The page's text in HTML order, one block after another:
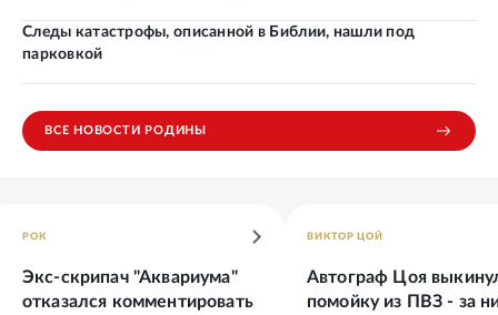
Следы катастрофы, описанной в Библии, нашли под
парковкой
ВСЕ НОВОСТИ РОДИНЫ
РОК
Экс-скрипач "Аквариума"
отказался комментировать
ВИКТОР ЦОЙ
Автограф Цоя
помойку из ПВЗ - за